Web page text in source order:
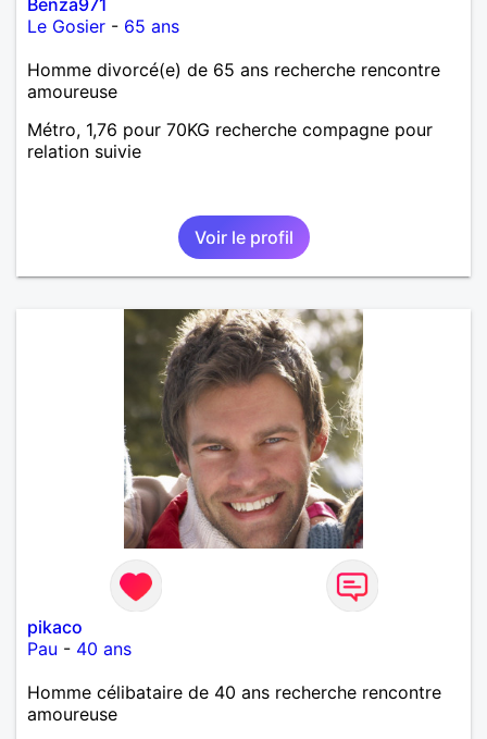
Le Gosier - 65 ans
Homme divorcé(e) de 65 ans recherche rencontre
amoureuse
Métro, 1,76 pour 70KG recherche compagne pour
relation suivie
Voir le profil
pikaco
Pau - 40 ans
Homme célibataire de 40 ans recherche rencontre
amoureuse